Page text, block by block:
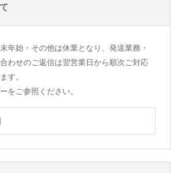
年始・その他は休業となり、発送業務・
わせのご返信は翌営業日から順次ご対応
す。
をご参照ください。